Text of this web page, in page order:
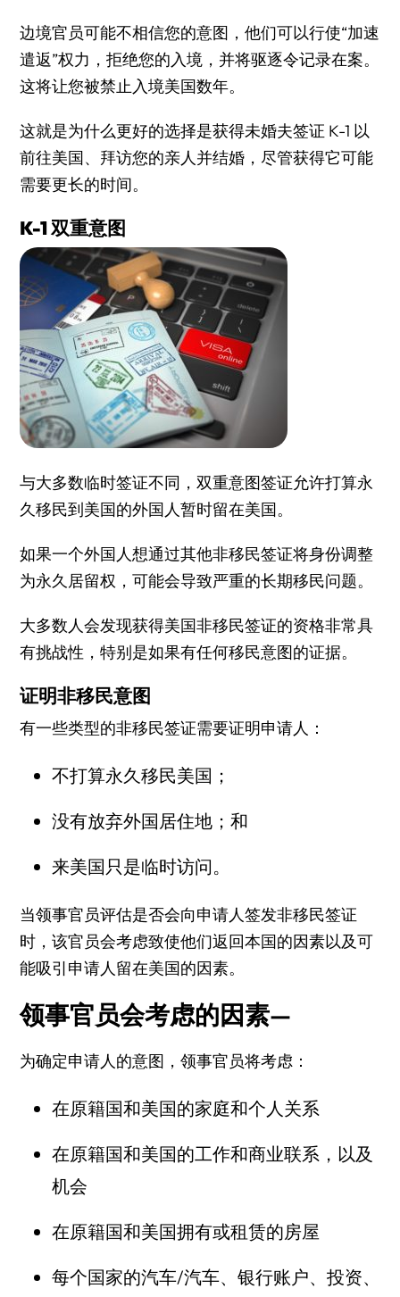
边境官员可能不相信您的意图，他们可以行使“加速
遣返”权力，拒绝您的入境，并将驱逐令记录在案。
这将让您被禁止入境美国数年。
这就是为什么更好的选择是获得未婚夫签证 K-1 以
前往美国、拜访您的亲人并结婚，尽管获得它可能
需要更长的时间。
K-1 双重意图
与大多数临时签证不同，双重意图签证允许打算永
久移民到美国的外国人暂时留在美国。
如果一个外国人想通过其他非移民签证将身份调整
为永久居留权，可能会导致严重的长期移民问题。
大多数人会发现获得美国非移民签证的资格非常具
有挑战性，特别是如果有任何移民意图的证据。
证明非移民意图
有一些类型的非移民签证需要证明申请人：
不打算永久移民美国；
没有放弃外国居住地；和
来美国只是临时访问。
当领事官员评估是否会向申请人签发非移民签证
时，该官员会考虑致使他们返回本国的因素以及可
能吸引申请人留在美国的因素。
领事官员会考虑的因素—
为确定申请人的意图，领事官员将考虑：
在原籍国和美国的家庭和个人关系
在原籍国和美国的工作和商业联系，以及
机会
在原籍国和美国拥有或租赁的房屋
每个国家的汽车/汽车、银行账户、投资、